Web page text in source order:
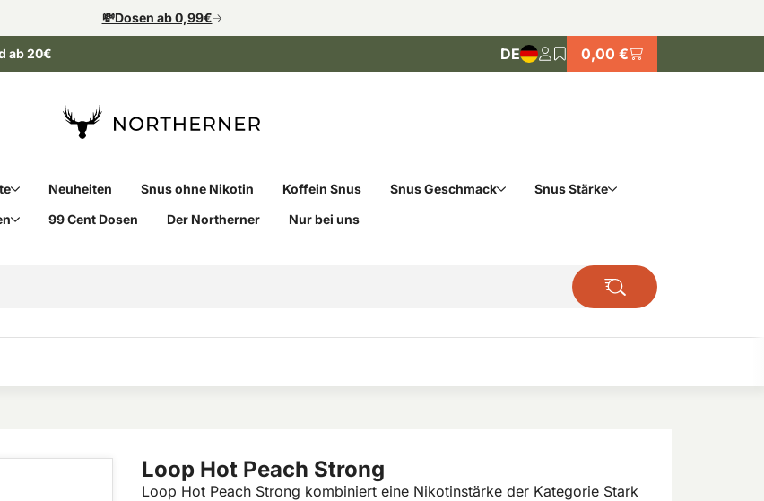
💸Dosen ab 0,99€
ab 20€ DE 0,00 €
Neuheiten Snus ohne Nikotin Koffein Snus Snus Geschmack
Snus Stärke
99 Cent Dosen Der Northerner Nur bei uns
Loop Hot Peach Strong
Loop Hot Peach Strong kombiniert eine Nikotinstärke der Kategorie Stark